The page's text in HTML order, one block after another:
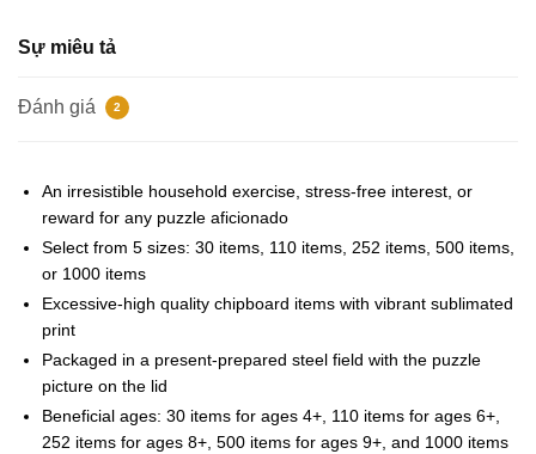
Sự miêu tả
Đánh giá 2
An irresistible household exercise, stress-free interest, or
reward for any puzzle aficionado
Select from 5 sizes: 30 items, 110 items, 252 items, 500 items,
or 1000 items
Excessive-high quality chipboard items with vibrant sublimated
print
Packaged in a present-prepared steel field with the puzzle
picture on the lid
Beneficial ages: 30 items for ages 4+, 110 items for ages 6+,
252 items for ages 8+, 500 items for ages 9+, and 1000 items